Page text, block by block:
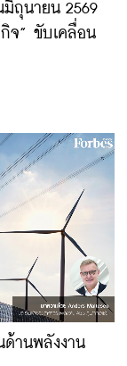
ถุนายน 2569
” ขับเคลื่อน
านพลังงาน